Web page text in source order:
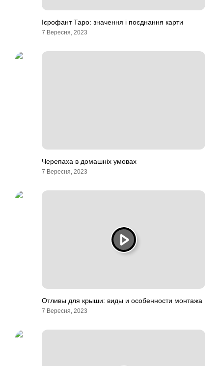
Ієрофант Таро: значення і поєднання карти
7 Вересня, 2023
Черепаха в домашніх умовах
7 Вересня, 2023
Отливы для крыши: виды и особенности монтажа
7 Вересня, 2023